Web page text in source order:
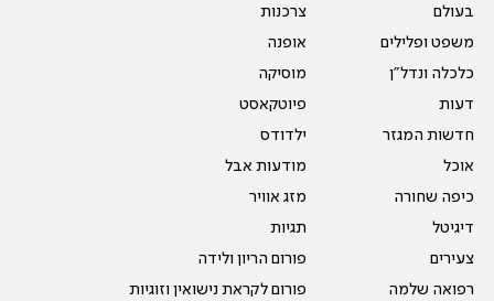
בעולם
משפט ופלילים
כלכלה ונדל"ן
דעות
חדשות המגזר
אוכל
כיפה שחורה
דיגיטל
צעירים
רפואה שלמה
צרכנות
אופנה
מוסיקה
פיוטקאסט
ילדודס
מודעות אבל
מזג אוויר
תגיות
פורום הריון ולידה
פורום לקראת נישואין וזוגיות